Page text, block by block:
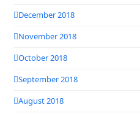
December 2018
November 2018
October 2018
September 2018
August 2018